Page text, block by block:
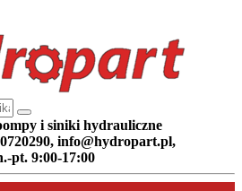
i siniki hydrauliczne
info@hydropart.pl,
pt. 9:00-17:00